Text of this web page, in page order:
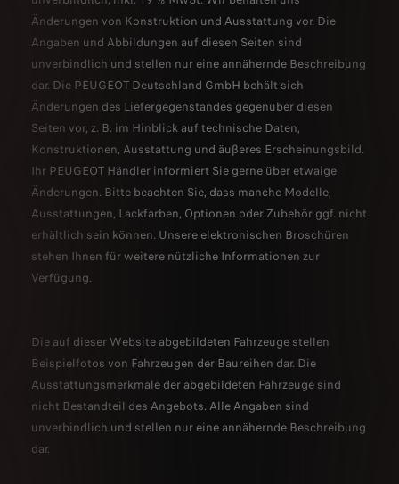
Änderungen von Konstruktion und Ausstattung vor. Die
Angaben und Abbildungen auf diesen Seiten sind
unverbindlich und stellen nur eine annähernde Beschreibung
dar. Die PEUGEOT Deutschland GmbH behält sich
Änderungen des Liefergegenstandes gegenüber diesen
Seiten vor, z. B. im Hinblick auf technische Daten,
Konstruktionen, Ausstattung und äußeres Erscheinungsbild.
Ihr PEUGEOT Händler informiert Sie gerne über etwaige
Änderungen. Bitte beachten Sie, dass manche Modelle,
Ausstattungen, Lackfarben, Optionen oder Zubehör ggf. nicht
erhältlich sein können. Unsere elektronischen Broschüren
stehen Ihnen für weitere nützliche Informationen zur
Verfügung.
Die auf dieser Website abgebildeten Fahrzeuge stellen
Beispielfotos von Fahrzeugen der Baureihen dar. Die
Ausstattungsmerkmale der abgebildeten Fahrzeuge sind
nicht Bestandteil des Angebots. Alle Angaben sind
unverbindlich und stellen nur eine annähernde Beschreibung
dar.